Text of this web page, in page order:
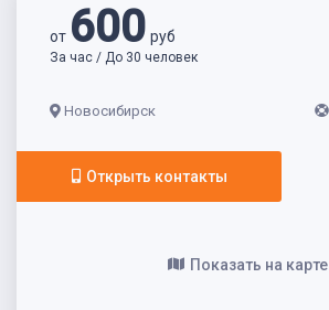
от 600руб
За час / До 30 человек
Новосибирск
Открыть контакты
Показать на карте